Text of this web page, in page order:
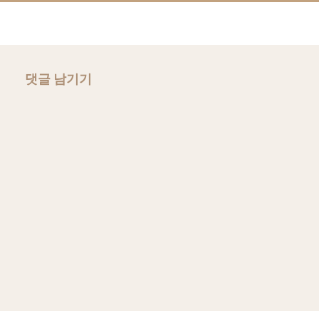
댓글 남기기